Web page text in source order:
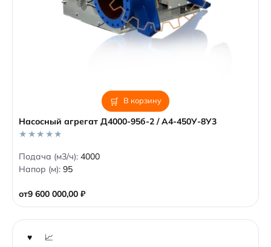
В корзину
Насосный агрегат Д4000-95б-2 / А4-450У-8У3
от9 600 000,00 ₽
0
o
u
f
5
Подача (м3/ч): 4000
Напор (м): 95